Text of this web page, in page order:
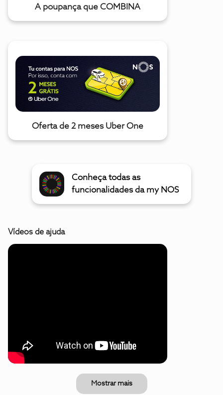
A poupança que COMBINA
Oferta de 2 meses Uber One
Conheça todas as
funcionalidades da my NOS
Vídeos de ajuda
Mostrar mais